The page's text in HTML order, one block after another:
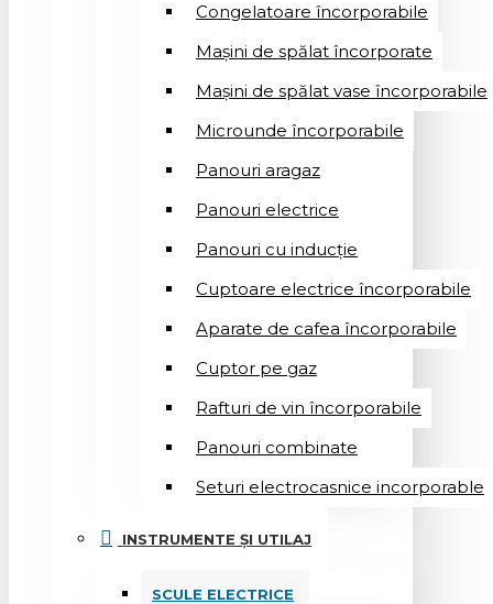
Congelatoare încorporabile
Mașini de spălat încorporate
Mașini de spălat vase încorporabile
Microunde încorporabile
Panouri aragaz
Panouri electrice
Panouri cu inducție
Cuptoare electrice încorporabile
Aparate de cafea încorporabile
Cuptor pe gaz
Rafturi de vin încorporabile
Panouri combinate
Seturi electrocasnice incorporable
INSTRUMENTE ȘI UTILAJ
SCULE ELECTRICE